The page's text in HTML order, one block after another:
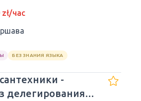
zł/час
БЕЗ ЗНАНИЯ ЯЗЫКА
-
делегирования